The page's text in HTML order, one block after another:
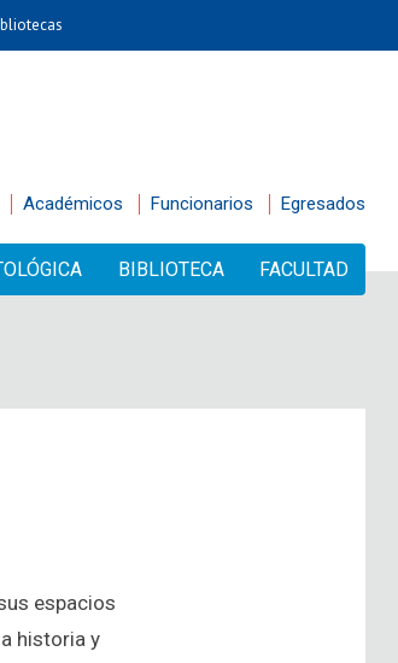
Académicos Funcionarios Egresados
BIBLIOTECA FACULTAD
espacios
historia y